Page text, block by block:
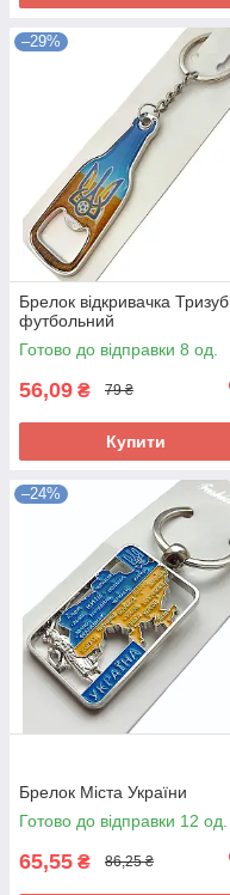
–29%
Брелок відкривачка Тризуб
футбольний
Готово до відправки 8 од.
56,09 ₴ 79 ₴
Купити
–24%
Брелок Міста України
Готово до відправки 12 од.
65,55 ₴ 86,25 ₴